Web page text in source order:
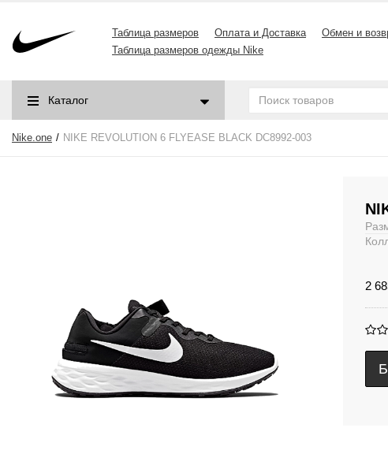
Таблица размеров Оплата и Доставка Обмен и
Таблица размеров одежды Nike
Каталог
Nike.one NIKE REVOLUTION 6 FLYEASE BLACK DC8992-003
2